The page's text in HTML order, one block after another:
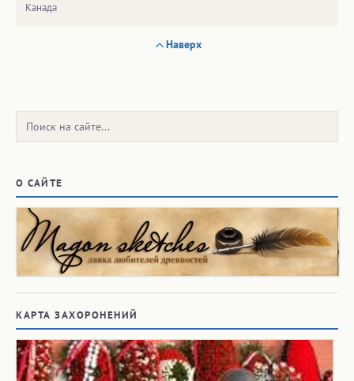
Канада
Наверх
Поиск:
О САЙТЕ
КАРТА ЗАХОРОНЕНИЙ